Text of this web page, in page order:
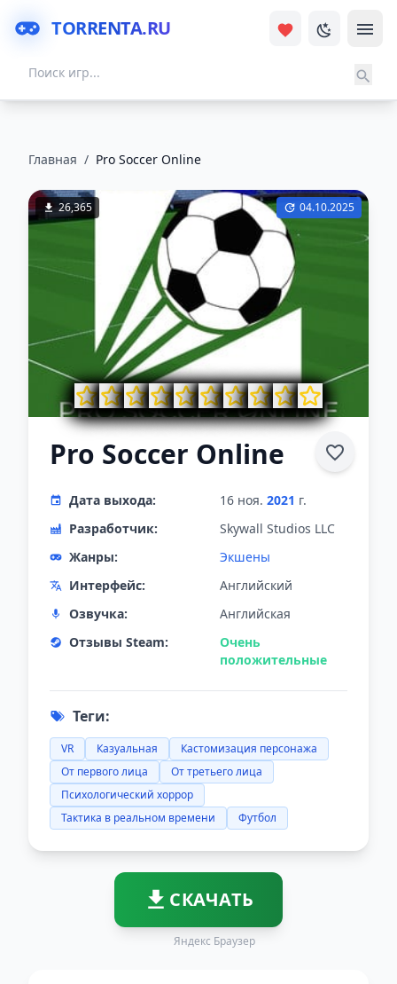
TORRENTA.RU
Главная / Pro Soccer Online
26,365 04.10.2025
Pro Soccer Online
Дата выхода: 16 ноя. 2021 г.
Разработчик:
Skywall Studios LLC
Жанры:
Экшены
Интерфейс:
Английский
Озвучка:
Английская
Отзывы Steam:
Очень
положительные
Теги:
VR Казуальная
Кастомизация персонажа
От первого лица
От третьего лица
Психологический хоррор
Тактика в реальном времени
Футбол
СКАЧАТЬ
Яндекс Браузер